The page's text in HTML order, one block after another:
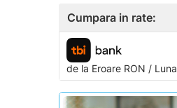
Cumpara in rate:
de la EroareRON / Luna